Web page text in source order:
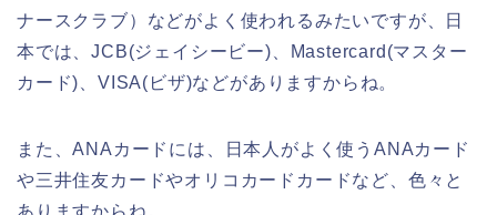
ナースクラブ）などがよく使われるみたいですが、日
本では、JCB(ジェイシービー)、Mastercard(マスター
カード)、VISA(ビザ)などがありますからね。
また、ANAカードには、日本人がよく使うANAカード
や三井住友カードやオリコカードカードなど、色々と
ありますからね。